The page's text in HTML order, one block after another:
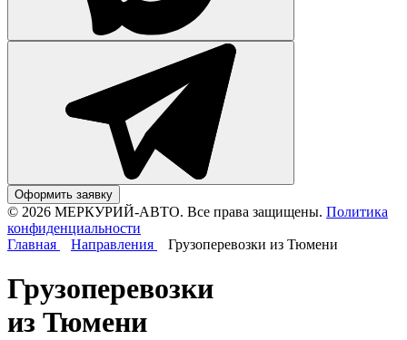
Оформить заявку
© 2026 МЕРКУРИЙ-АВТО. Все права защищены. Политика
конфиденциальности
Главная
Направления Грузоперевозки из Тюмени
Грузоперевозки
из Тюмени